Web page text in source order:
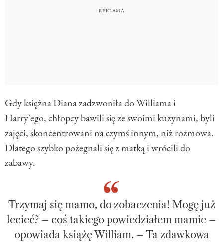
Gdy księżna Diana zadzwoniła do Williama i
Harry'ego, chłopcy bawili się ze swoimi kuzynami, byli
zajęci, skoncentrowani na czymś innym, niż rozmowa.
Dlatego szybko pożegnali się z matką i wrócili do
zabawy.
Trzymaj się mamo, do zobaczenia! Mogę już
lecieć? – coś takiego powiedziałem mamie –
opowiada książę William. – Ta zdawkowa